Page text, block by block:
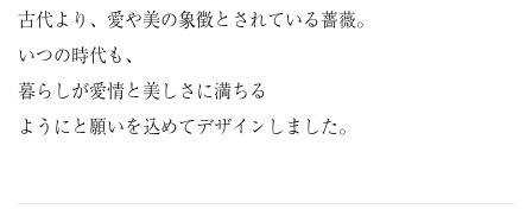
古代より、愛や美の象徴とされている薔薇。
いつの時代も、
暮らしが愛情と美しさに満ちる
ようにと願いを込めてデザインしました。